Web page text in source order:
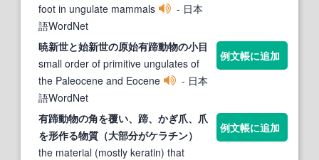
foot in ungulate mammals
- 日本
語WordNet
暁新世と始新世の原始有蹄動物の小目
small order of primitive ungulates of
the Paleocene and Eocene
- 日本
語WordNet
例文帳に追加
有蹄動物の角を覆い、 蹄、かぎ爪、爪
を形作る物質（大部分がケラチン）
the material (mostly keratin) that
例文帳に追加